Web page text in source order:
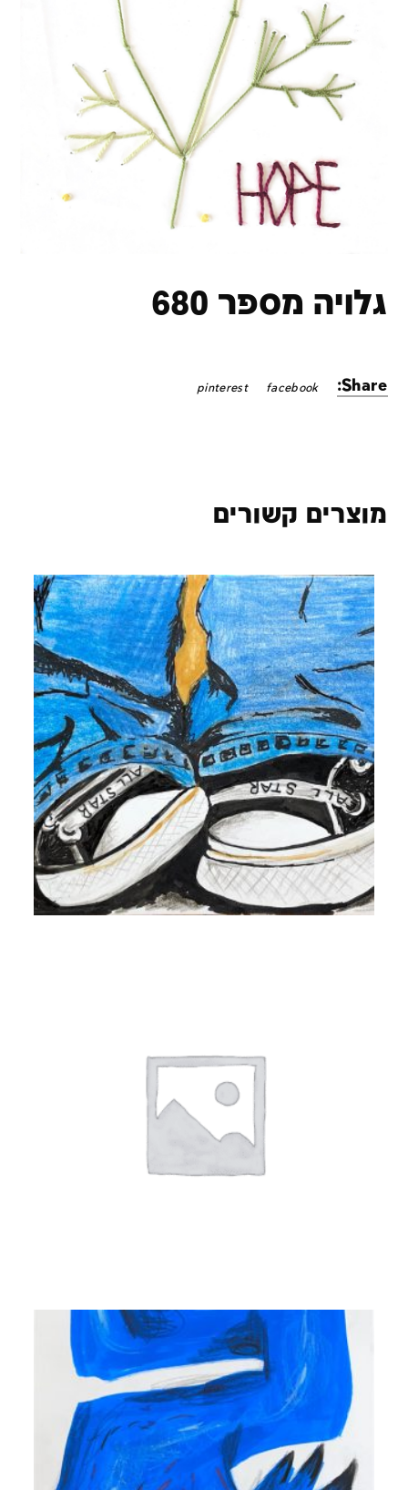
גלויה מספר 680
Share:
facebook
pinterest
מוצרים קשורים